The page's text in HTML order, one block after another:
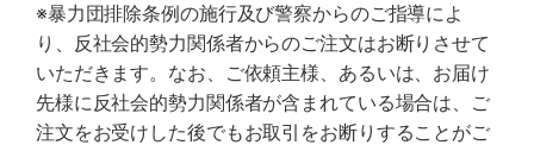
※暴力団排除条例の施行及び警察からのご指導によ
り、反社会的勢力関係者からのご注文はお断りさせて
いただきます。なお、ご依頼主様、あるいは、お届け
先様に反社会的勢力関係者が含まれている場合は、ご
注文をお受けした後でもお取引をお断りすることがご